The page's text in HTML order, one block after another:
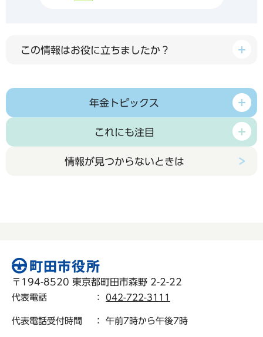
この情報はお役に立ちましたか？
年金トピックス
これにも注目
情報が見つからないときは
〒194-8520 東京都町田市森野 2-2-22
代表電話 ： 042-722-3111
代表電話受付時間 ： 午前7時から午後7時